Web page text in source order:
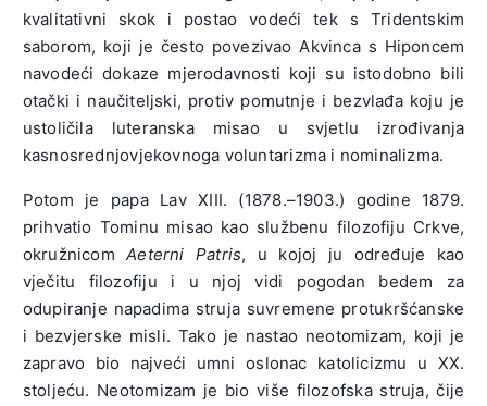
kvalitativni skok i postao vodeći tek s Tridentskim
saborom, koji je često povezivao Akvinca s Hiponcem
navodeći dokaze mjerodavnosti koji su istodobno bili
otački i naučiteljski, protiv pomutnje i bezvlađa koju je
ustoličila luteranska misao u svjetlu izrođivanja
kasnosrednjovjekovnoga voluntarizma i nominalizma.
Potom je papa Lav XIII. (1878.–1903.) godine 1879.
prihvatio Tominu misao kao službenu filozofiju Crkve,
okružnicomAeterni Patris, u kojoj ju određuje kao
vječitu filozofiju i u njoj vidi pogodan bedem za
odupiranje napadima struja suvremene protukršćanske
i bezvjerske misli. Tako je nastao neotomizam, koji je
zapravo bio najveći umni oslonac katolicizmu u XX.
stoljeću. Neotomizam je bio više filozofska struja, čije